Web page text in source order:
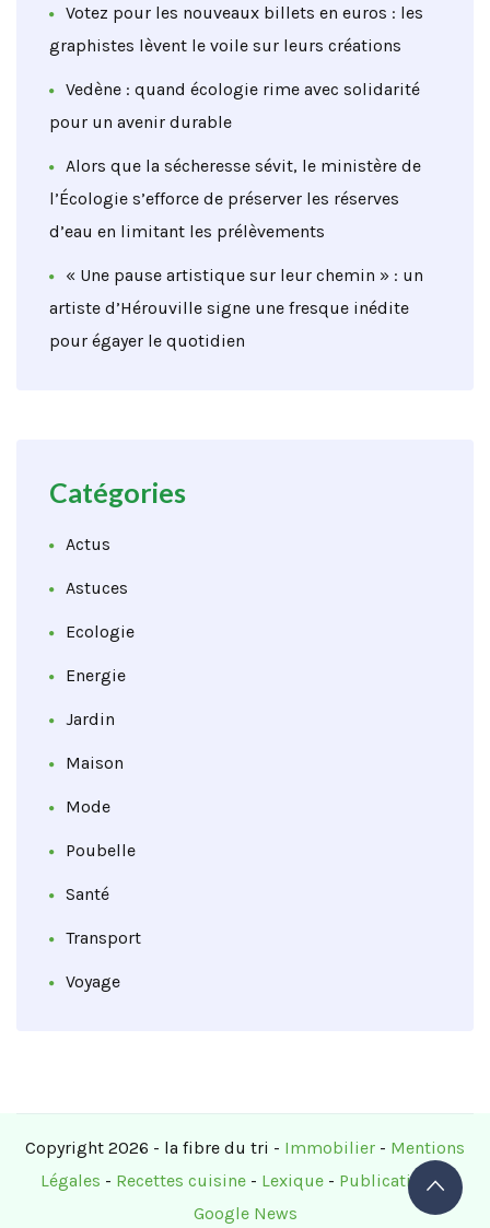
Votez pour les nouveaux billets en euros : les
graphistes lèvent le voile sur leurs créations
Vedène : quand écologie rime avec solidarité
pour un avenir durable
Alors que la sécheresse sévit, le ministère de
l’Écologie s’efforce de préserver les réserves
d’eau en limitant les prélèvements
« Une pause artistique sur leur chemin » : un
artiste d’Hérouville signe une fresque inédite
pour égayer le quotidien
Catégories
Actus
Astuces
Ecologie
Energie
Jardin
Maison
Mode
Poubelle
Santé
Transport
Voyage
Copyright 2026 - la fibre du tri - Immobilier - Mentions
Légales - Recettes cuisine- Lexique- Publications-
Google News